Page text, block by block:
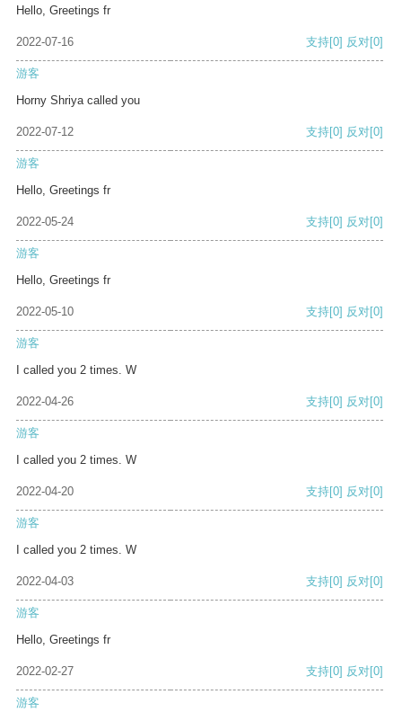
Hello, Greetings fr
2022-07-16 支持[0] 反对[0]
游客
Horny Shriya called you
2022-07-12 支持[0] 反对[0]
游客
Hello, Greetings fr
2022-05-24 支持[0] 反对[0]
游客
Hello, Greetings fr
2022-05-10 支持[0] 反对[0]
游客
I called you 2 times. W
2022-04-26 支持[0] 反对[0]
游客
I called you 2 times. W
2022-04-20 支持[0] 反对[0]
游客
I called you 2 times. W
2022-04-03 支持[0] 反对[0]
游客
Hello, Greetings fr
2022-02-27 支持[0] 反对[0]
游客